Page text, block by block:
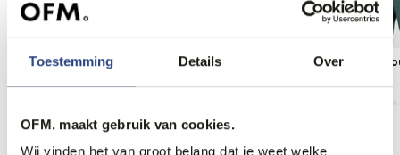
Toestemming Details Over
OFM. maakt gebruik van cookies.
Wij vinden het van groot belang dat je weet welke
Dutch Dandies Trouwpak
Dutch Dandies